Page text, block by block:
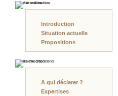
Sécurité routière
Introduction
Situation actuelle
Propositions
En Cas d'Accident
A qui déclarer ?
Expertises